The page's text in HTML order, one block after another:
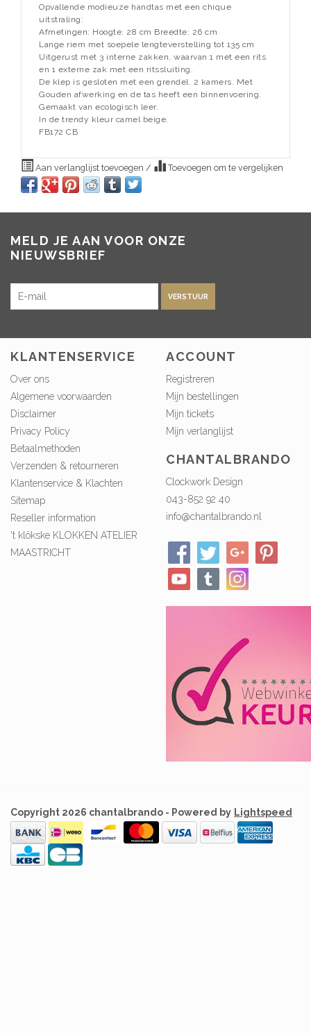
Opvallende modieuze handtas met een chique
uitstraling:
Afmetingen: Hoogte: 28 cm Breedte: 26 cm
Lange riem met soepele lengteverstelling tot 135 cm
Uitgerust met 3 interne zakken, waarvan 1 met een rits
en 1 externe zak met een ritssluiting.
De klep is gesloten met een grendel. 2 kamers. Met
Gouden afwerking en de tas heeft een binnenvoering.
Gemaakt van ecologisch leer.
In de trendy kleur camel beige.
FB172 CB
Aan verlanglijst toevoegen / Toevoegen om te vergelijken
MELD JE AAN VOOR ONZE
NIEUWSBRIEF
VERSTUUR
KLANTENSERVICE
Over ons
Algemene voorwaarden
Disclaimer
Privacy Policy
Betaalmethoden
Verzenden & retourneren
Klantenservice & Klachten
Sitemap
Reseller information
't klökske KLOKKEN ATELIER
MAASTRICHT
ACCOUNT
Registreren
Mijn bestellingen
Mijn tickets
Mijn verlanglijst
CHANTALBRANDO
Clockwork Design
043-852 92 40
info@chantalbrando.nl
Copyright 2026 chantalbrando - Powered by Lightspeed